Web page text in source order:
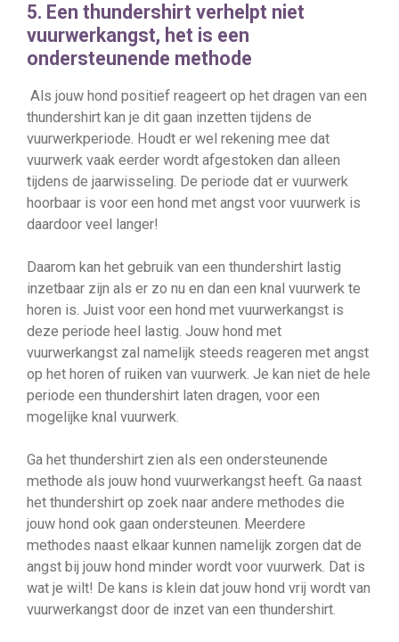
5. Een thundershirt verhelpt niet
vuurwerkangst, het is een
ondersteunende methode
Als jouw hond positief reageert op het dragen van een
thundershirt kan je dit gaan inzetten tijdens de
vuurwerkperiode. Houdt er wel rekening mee dat
vuurwerk vaak eerder wordt afgestoken dan alleen
tijdens de jaarwisseling. De periode dat er vuurwerk
hoorbaar is voor een hond met angst voor vuurwerk is
daardoor veel langer!
Daarom kan het gebruik van een thundershirt lastig
inzetbaar zijn als er zo nu en dan een knal vuurwerk te
horen is. Juist voor een hond met vuurwerkangst is
deze periode heel lastig. Jouw hond met
vuurwerkangst zal namelijk steeds reageren met angst
op het horen of ruiken van vuurwerk. Je kan niet de hele
periode een thundershirt laten dragen, voor een
mogelijke knal vuurwerk.
Ga het thundershirt zien als een ondersteunende
methode als jouw hond vuurwerkangst heeft. Ga naast
het thundershirt op zoek naar andere methodes die
jouw hond ook gaan ondersteunen. Meerdere
methodes naast elkaar kunnen namelijk zorgen dat de
angst bij jouw hond minder wordt voor vuurwerk. Dat is
wat je wilt! De kans is klein dat jouw hond vrij wordt van
vuurwerkangst door de inzet van een thundershirt.